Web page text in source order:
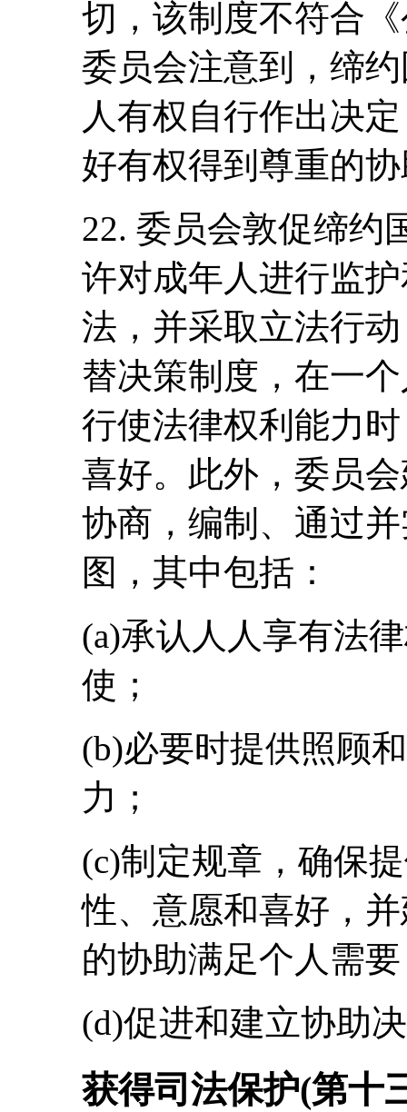
切，该制度不符合
委员会注意到，缔
人有权自行作出决
好有权得到尊重的
22. 委员会敦促缔约
许对成年人进行监
法，并采取立法行
替决策制度，在一
行使法律权利能力
喜好。此外，委员
协商，编制、通过
图，其中包括：
(a)承认人人享有法
使；
(b)必要时提供照顾
力；
(c)制定规章，确保
性、意愿和喜好，
的协助满足个人需
(d)促进和建立协助
获得司法保护(第十